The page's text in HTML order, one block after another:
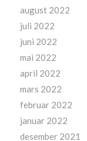
august 2022
juli 2022
juni 2022
mai 2022
april 2022
mars 2022
februar 2022
januar 2022
desember 2021